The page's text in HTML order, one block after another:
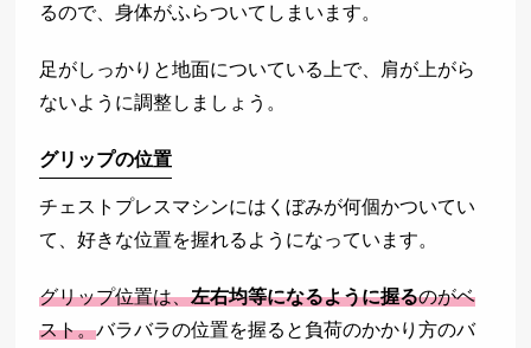
るので、身体がふらついてしまいます。
足がしっかりと地面についている上で、肩が上がら
ないように調整しましょう。
グリップの位置
チェストプレスマシンにはくぼみが何個かついてい
て、好きな位置を握れるようになっています。
グリップ位置は、左右均等になるように握るのがベ
スト。バラバラの位置を握ると負荷のかかり方のバ